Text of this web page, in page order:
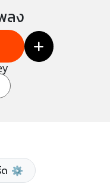
ลง
⚙️